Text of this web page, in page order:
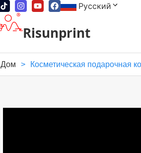
Русский
Risunprint
Дом > Косметическая подарочная